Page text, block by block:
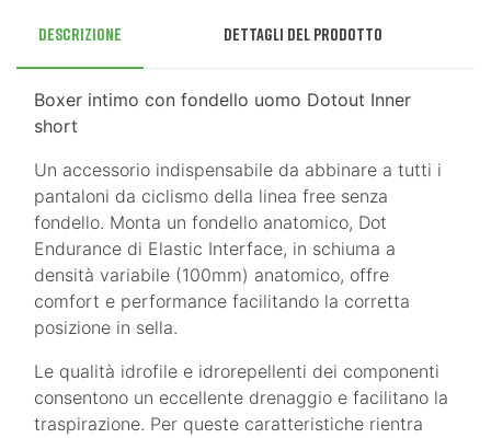
Descrizione Dettagli del prodotto
Boxer intimo con fondello uomo Dotout Inner
short
Un accessorio indispensabile da abbinare a tutti i
pantaloni da ciclismo della linea free senza
fondello. Monta un fondello anatomico, Dot
Endurance di Elastic Interface, in schiuma a
densità variabile (100mm) anatomico, offre
comfort e performance facilitando la corretta
posizione in sella.
Le qualità idrofile e idrorepellenti dei componenti
consentono un eccellente drenaggio e facilitano la
traspirazione. Per queste caratteristiche rientra